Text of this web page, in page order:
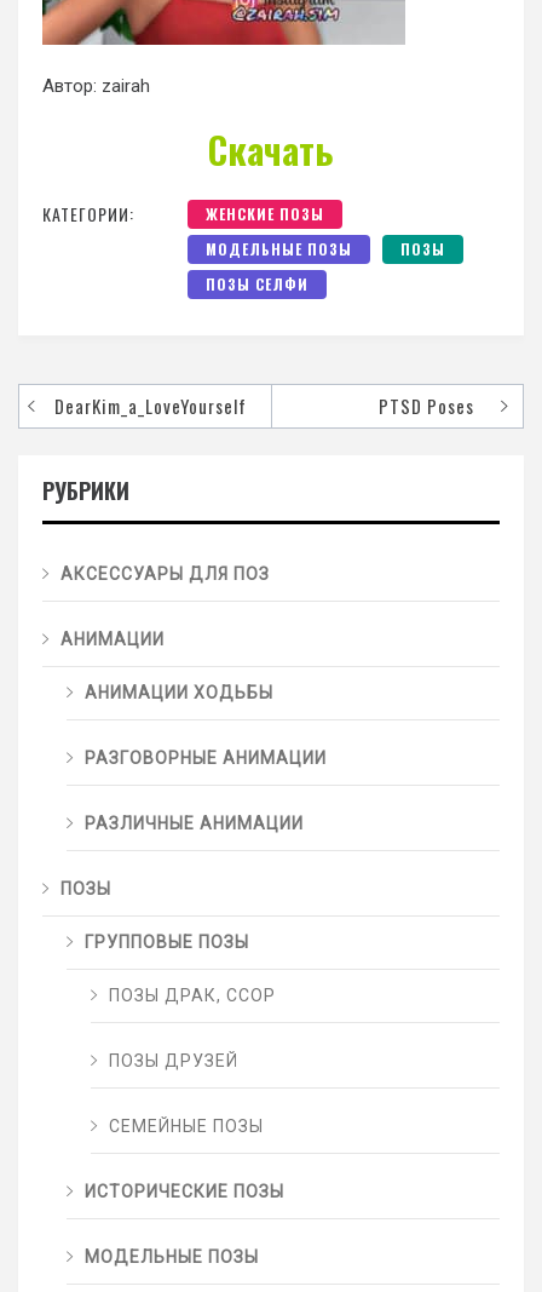
Автор: zairah
Скачать
КАТЕГОРИИ:
ЖЕНСКИЕ ПОЗЫ
МОДЕЛЬНЫЕ ПОЗЫ
ПОЗЫ
ПОЗЫ СЕЛФИ
DearKim_a_LoveYourself PTSD Poses
РУБРИКИ
АКСЕССУАРЫ ДЛЯ ПОЗ
АНИМАЦИИ
АНИМАЦИИ ХОДЬБЫ
РАЗГОВОРНЫЕ АНИМАЦИИ
РАЗЛИЧНЫЕ АНИМАЦИИ
ПОЗЫ
ГРУППОВЫЕ ПОЗЫ
ПОЗЫ ДРАК, ССОР
ПОЗЫ ДРУЗЕЙ
СЕМЕЙНЫЕ ПОЗЫ
ИСТОРИЧЕСКИЕ ПОЗЫ
МОДЕЛЬНЫЕ ПОЗЫ